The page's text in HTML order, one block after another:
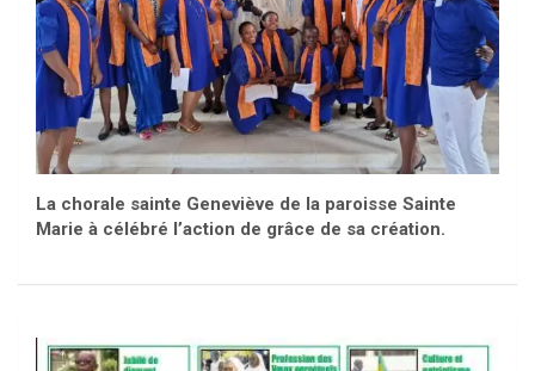
La chorale sainte Geneviève de la paroisse Sainte
Marie à célébré l’action de grâce de sa création.